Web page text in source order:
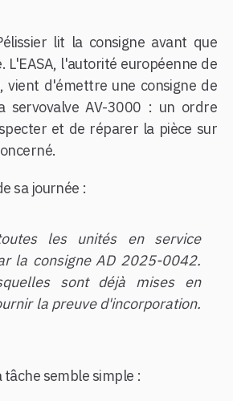
lit la consigne avant que
L'EASA, l'autorité européenne de
vient d'émettre une consigne de
servovalve AV-3000 : un ordre
et de réparer la pièce sur
sa journée :
les unités en service
la consigne AD 2025-0042.
sont déjà mises en
la preuve d'incorporation.
semble simple :